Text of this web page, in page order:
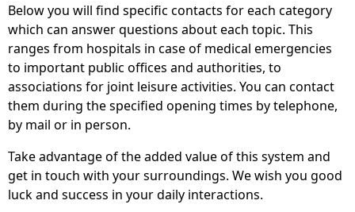
Το Welcome App Germany είναι πλέον απλά και
ευρέως διαθέσιμο ως έκδοση ιστότοπου στο
deutschland.welcome-app-germany.de
Η πλατφόρμα Sisters www.Familie-und-
Beruf.online για καλύτερη ισορροπία εργασίας-
προσωπικής ζωής, διαθέσιμη ως δωρεάν
Το νέο τμήμα "Αγορά εργασίας" παρέχει πολλές
συμβουλές και πληροφορίες που θα σας
Below you will find specific contacts for each category
which can answer questions about each topic. This
ranges from hospitals in case of medical emergencies
to important public offices and authorities, to
associations for joint leisure activities. You can contact
them during the specified opening times by telephone,
by mail or in person.
Take advantage of the added value of this system and
get in touch with your surroundings. We wish you good
luck and success in your daily interactions.